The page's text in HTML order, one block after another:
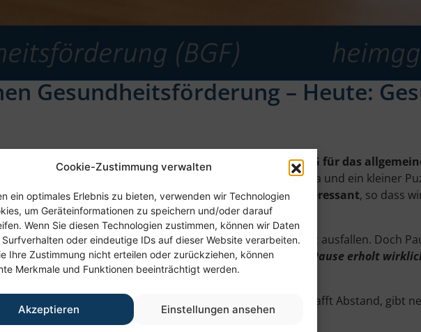
Cookie-Zustimmung verwalten
ein optimales Erlebnis zu bieten, verwenden wir Technologien
um Geräteinformationen zu speichern und/oder darauf
Wenn Sie diesen Technologien zustimmen, können wir Daten
oder eindeutige IDs auf dieser Website verarbeiten.
Ihre Zustimmung nicht erteilen oder zurückziehen, können
Merkmale und Funktionen beeinträchtigt werden.
Akzeptieren Einstellungen ansehen
Gesundheitsförderung – Heute:
Tipps unserer betrieblichen Gesundheitsförderung BFG für das
ist für uns als Unternehmen ein wichtiges Thema und ein kleiner
der Region.Vieles davon ist jedoch auch für jeden interessant, so dass
Pause
schnell passieren, dass Pausen zu kurz kommen oder ganz ausfallen. Doch
Konzentration und Wohlbefinden. Und:Nicht jede Pause erholt
hilft, körperlich und mental kurz herunterzufahren. Sie schafft Abstand, gibt
weiterarbeiten kann.